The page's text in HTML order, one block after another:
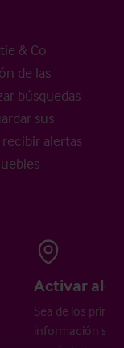
& Co
de las
búsquedas
sus
alertas
Activar
Sea de los
información